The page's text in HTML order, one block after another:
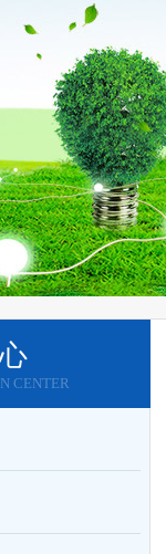
CENTER